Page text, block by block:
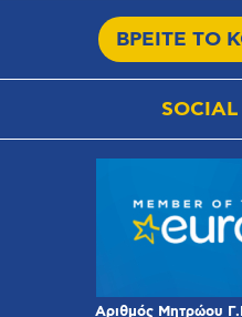
ΒΡΕΙΤΕ ΤΟ